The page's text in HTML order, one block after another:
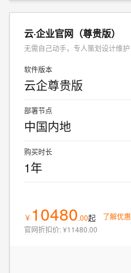
云·企业官网（尊贵版）
软件版本
云企尊贵版
部署节点
中国内地
购买时长
1年
￥ 10480.00起
了解优惠
官网折扣价:¥11480.00